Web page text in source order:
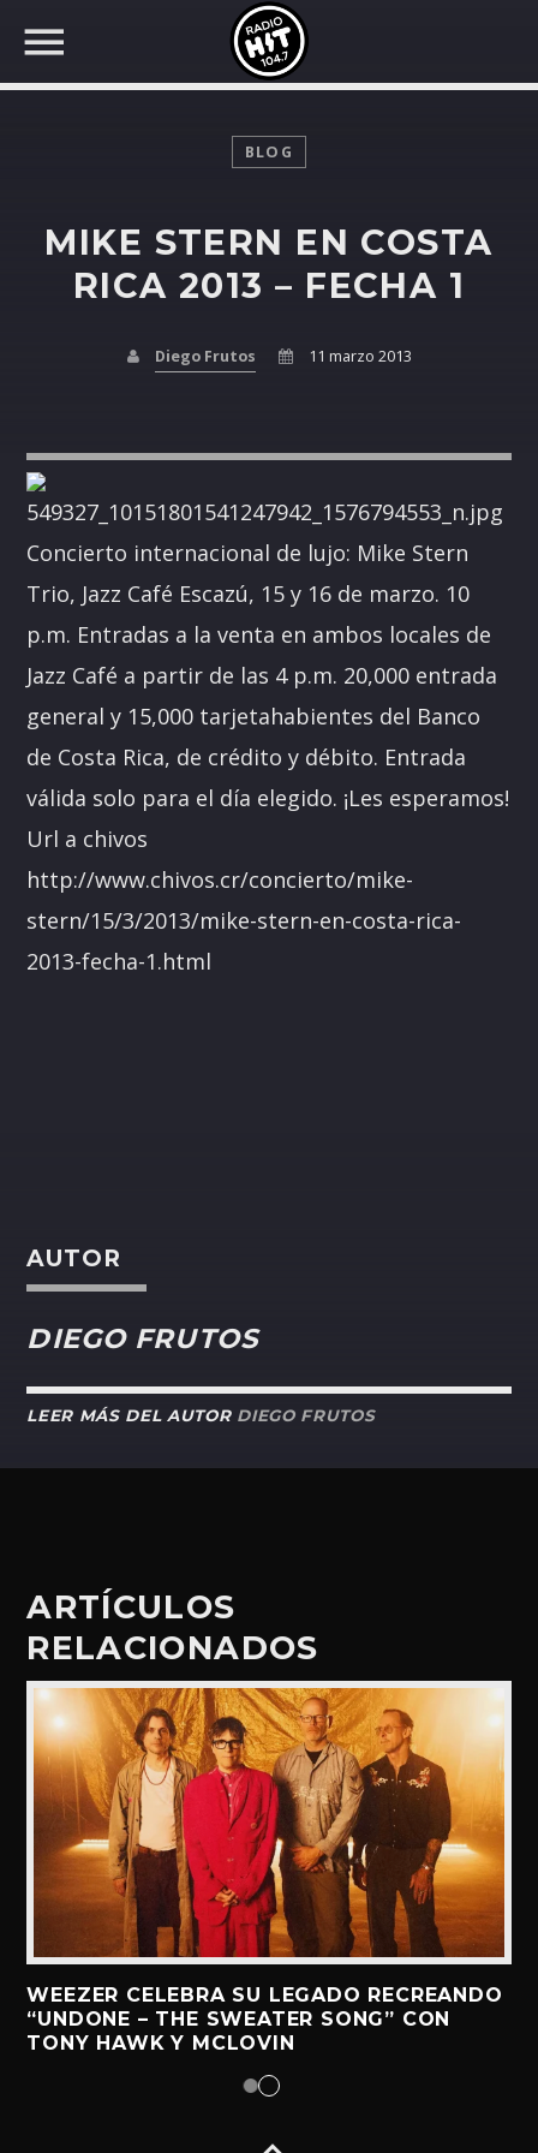
BUSCAR EN RADIO HIT
COMPARTE EN...
Twitter
Whatsapp
BLOG
MIKE STERN EN COSTA
RICA 2013 – FECHA 1
Diego Frutos 11 marzo 2013
Concierto internacional de lujo: Mike Stern
Trio, Jazz Café Escazú, 15 y 16 de marzo. 10
p.m. Entradas a la venta en ambos locales de
Jazz Café a partir de las 4 p.m. 20,000 entrada
general y 15,000 tarjetahabientes del Banco
de Costa Rica, de crédito y débito. Entrada
válida solo para el día elegido. ¡Les esperamos!
Url a chivos
http://www.chivos.cr/concierto/mike-
stern/15/3/2013/mike-stern-en-costa-rica-
2013-fecha-1.html
AUTOR
DIEGO FRUTOS
LEER MÁS DEL AUTOR DIEGO FRUTOS
ARTÍCULOS
RELACIONADOS
WEEZER CELEBRA SU LEGADO RECREANDO
“UNDONE – THE SWEATER SONG” CON
TONY HAWK Y MCLOVIN